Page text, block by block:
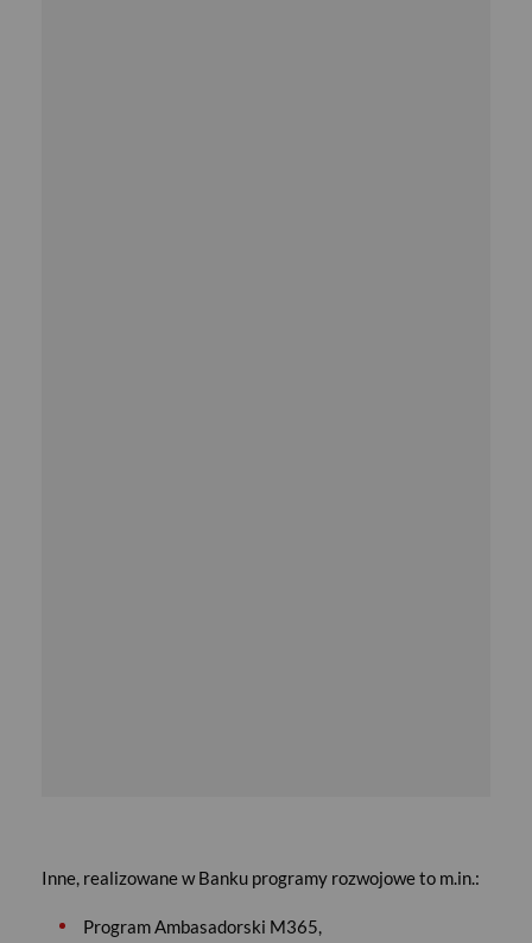
Inne, realizowane w Banku programy rozwojowe to m.in.:
Program Ambasadorski M365,